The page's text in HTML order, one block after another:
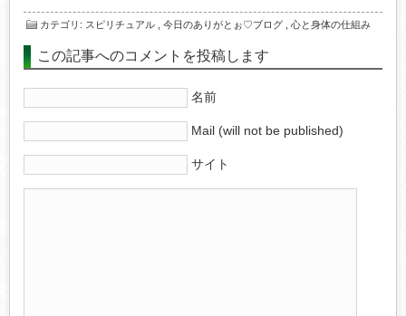
カテゴリ : スピリチュアル, 今日のありがとぉ♡ブログ, 心と身体の仕組み
この記事へのコメントを投稿します
名前
Mail (will not be published)
サイト